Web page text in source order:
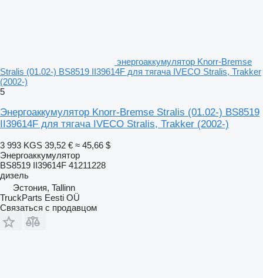
энергоаккумулятор Knorr-Bremse
Stralis (01.02-) BS8519 II39614F для тягача IVECO Stralis, Trakker
(2002-)
5
Энергоаккумулятор Knorr-Bremse Stralis (01.02-) BS8519
II39614F для тягача IVECO Stralis, Trakker (2002-)
3 993 KGS 39,52 € ≈ 45,66 $
Энергоаккумулятор
BS8519 II39614F 41211228
дизель
Эстония, Tallinn
TruckParts Eesti OÜ
Связаться с продавцом